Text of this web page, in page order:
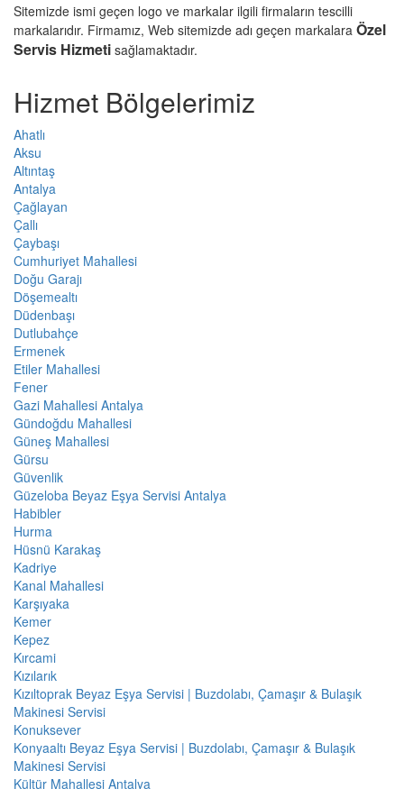
Sitemizde ismi geçen logo ve markalar ilgili firmaların tescilli
markalarıdır. Firmamız, Web sitemizde adı geçen markalara Özel
Servis Hizmeti sağlamaktadır.
Hizmet Bölgelerimiz
Ahatlı
Aksu
Altıntaş
Antalya
Çağlayan
Çallı
Çaybaşı
Cumhuriyet Mahallesi
Doğu Garajı
Döşemealtı
Düdenbaşı
Dutlubahçe
Ermenek
Etiler Mahallesi
Fener
Gazi Mahallesi Antalya
Gündoğdu Mahallesi
Güneş Mahallesi
Gürsu
Güvenlik
Güzeloba Beyaz Eşya Servisi Antalya
Habibler
Hurma
Hüsnü Karakaş
Kadriye
Kanal Mahallesi
Karşıyaka
Kemer
Kepez
Kırcami
Kızılarık
Kızıltoprak Beyaz Eşya Servisi | Buzdolabı, Çamaşır & Bulaşık
Makinesi Servisi
Konuksever
Konyaaltı Beyaz Eşya Servisi | Buzdolabı, Çamaşır & Bulaşık
Makinesi Servisi
Kültür Mahallesi Antalya